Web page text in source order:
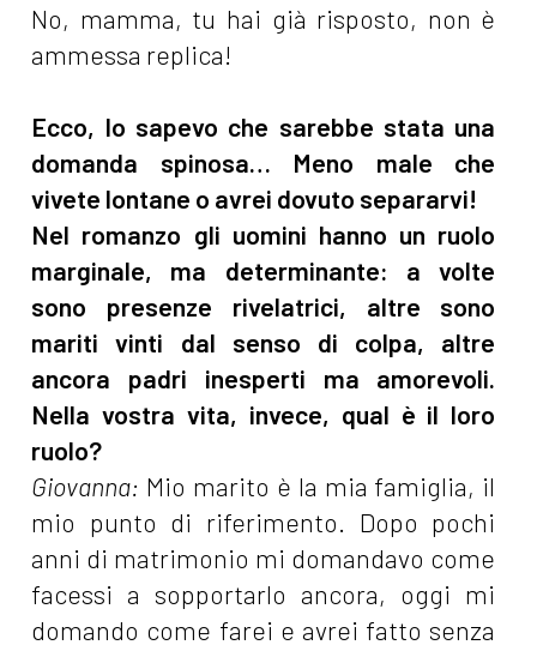
No, mamma, tu hai già risposto, non è
ammessa replica!
Ecco, lo sapevo che sarebbe stata una
domanda spinosa… Meno male che
vivete lontane o avrei dovuto separarvi!
Nel romanzo gli uomini hanno un ruolo
marginale, ma determinante: a volte
sono presenze rivelatrici, altre sono
mariti vinti dal senso di colpa, altre
ancora padri inesperti ma amorevoli.
Nella vostra vita, invece, qual è il loro
ruolo?
Giovanna: Mio marito è la mia famiglia, il
mio punto di riferimento. Dopo pochi
anni di matrimonio mi domandavo come
facessi a sopportarlo ancora, oggi mi
domando come farei e avrei fatto senza